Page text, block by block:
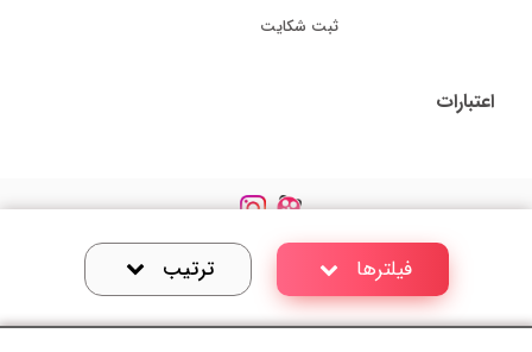
فیلترها ترتیب
ثبت شکایت
اعتبارات
کلیه حقوق این وب سایت متعلق به دیجیت باکس می باشد
طراحی و توسعه توسطnixoo